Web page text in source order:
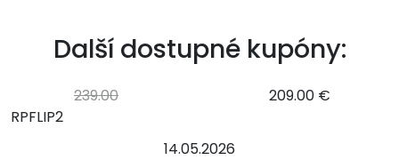
Další dostupné kupóny:
239.00
209.00 €
RPFLIP2
14.05.2026